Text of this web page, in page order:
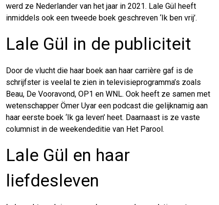
werd ze Nederlander van het jaar in 2021. Lale Gül heeft
inmiddels ook een tweede boek geschreven ‘Ik ben vrij’.
Lale Gül in de publiciteit
Door de vlucht die haar boek aan haar carrière gaf is de
schrijfster is veelal te zien in televisieprogramma’s zoals
Beau, De Vooravond, OP1 en WNL. Ook heeft ze samen met
wetenschapper Ömer Uyar een podcast die gelijknamig aan
haar eerste boek ‘Ik ga leven’ heet. Daarnaast is ze vaste
columnist in de weekendeditie van Het Parool.
Lale Gül en haar
liefdesleven